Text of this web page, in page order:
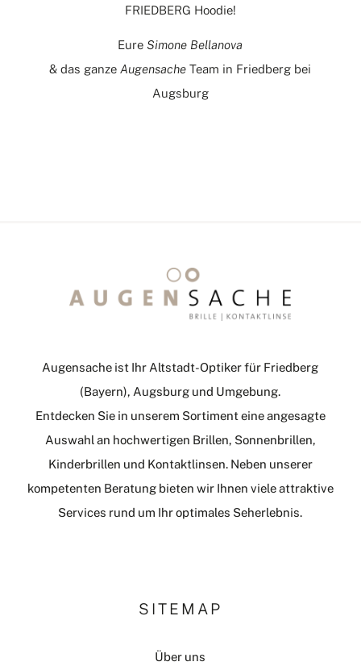
FRIEDBERG Hoodie!
EureSimone Bellanova
& das ganzeAugensache Team in Friedberg bei
Augsburg
Augensache ist Ihr Altstadt-Optiker für Friedberg
(Bayern), Augsburg und Umgebung.
Entdecken Sie in unserem Sortiment eine angesagte
Auswahl an hochwertigen Brillen, Sonnenbrillen,
Kinderbrillen und Kontaktlinsen. Neben unserer
kompetenten Beratung bieten wir Ihnen viele attraktive
Services rund um Ihr optimales Seherlebnis.
SITEMAP
Über uns